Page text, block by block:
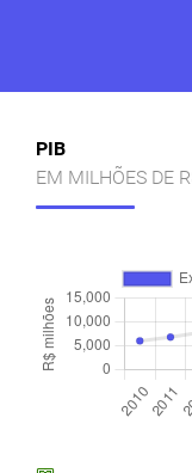
PIB
EM MILHÕES DE